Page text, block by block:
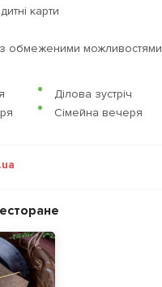
карти
обмеженими можливостями
Ділова зустріч
Сімейна вечеря